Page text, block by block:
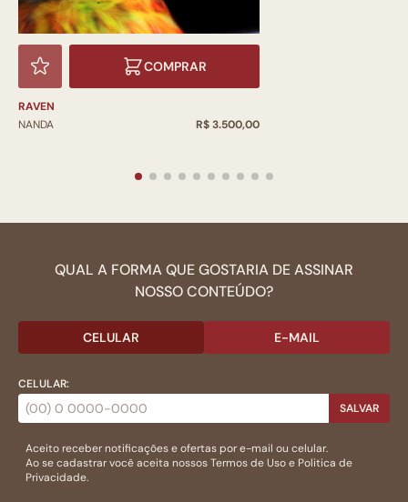
COMPRAR
RAVEN
NANDA
R$ 3.500,00
QUAL A FORMA QUE GOSTARIA DE ASSINAR
NOSSO CONTEÚDO?
CELULAR E-MAIL
CELULAR:
SALVAR
Aceito receber notificações e ofertas por e-mail ou celular.
Ao se cadastrar você aceita nossosTermos de Usoe Politica de
Privacidade.